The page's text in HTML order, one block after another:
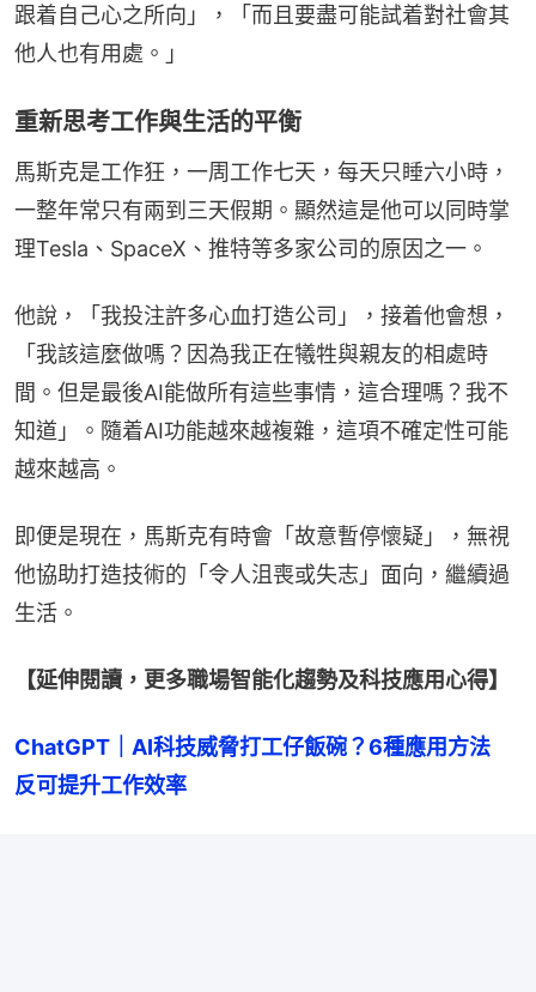
跟着自己心之所向」，「而且要盡可能試着對社會其
他人也有用處。」
重新思考工作與生活的平衡
馬斯克是工作狂，一周工作七天，每天只睡六小時，
一整年常只有兩到三天假期。顯然這是他可以同時掌
理Tesla、SpaceX、推特等多家公司的原因之一。
他說，「我投注許多心血打造公司」，接着他會想，
「我該這麼做嗎？因為我正在犧牲與親友的相處時
間。但是最後AI能做所有這些事情，這合理嗎？我不
知道」。隨着AI功能越來越複雜，這項不確定性可能
越來越高。
即便是現在，馬斯克有時會「故意暫停懷疑」，無視
他協助打造技術的「令人沮喪或失志」面向，繼續過
生活。
【延伸閱讀，更多職場智能化趨勢及科技應用心得】
ChatGPT｜AI科技威脅打工仔飯碗？6種應用方法
反可提升工作效率